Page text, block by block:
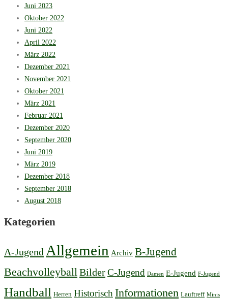
Juni 2023
Oktober 2022
Juni 2022
April 2022
März 2022
Dezember 2021
November 2021
Oktober 2021
März 2021
Februar 2021
Dezember 2020
September 2020
Juni 2019
März 2019
Dezember 2018
September 2018
August 2018
Kategorien
A-Jugend Allgemein Archiv B-Jugend
BeachvolleyballBilderC-Jugend Damen E-Jugend F-Jugend
Handball Herren Historisch Informationen Lauftreff Minis